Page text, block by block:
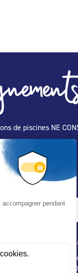
de piscines NE
:
Maintenance :
Oui
32
75